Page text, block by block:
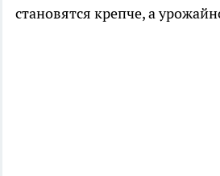
становятся крепче, а